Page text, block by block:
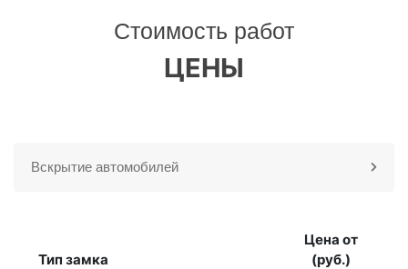
Стоимость работ
ЦЕНЫ
Вскрытие автомобилей
Тип замка
Цена от
(руб.)